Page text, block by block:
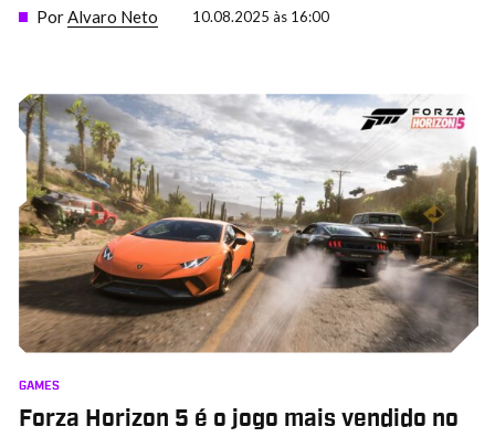
PorAlvaro Neto 10.08.2025 às 16:00
GAMES
Forza Horizon 5 é o jogo mais vendido no